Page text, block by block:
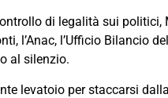
di legalità sui politici,
l’Anac, l’Ufficio Bilancio
al silenzio.
levatoio per staccarsi